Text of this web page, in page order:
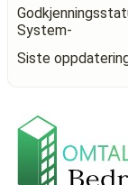
System-
Siste